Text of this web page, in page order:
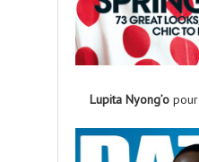
Lupita Nyong’o pour